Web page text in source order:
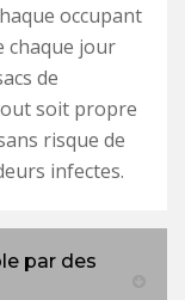
occupant
chaque jour
de
soit propre
risque de
infectes.
par des